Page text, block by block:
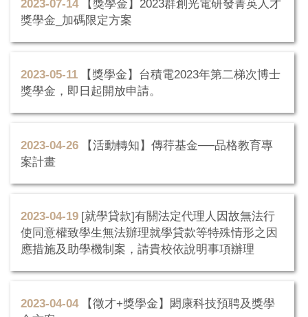
2023-07-14
【獎學金】2023群創光電研發菁英人才
獎學金_加碼限定方案
2023-05-11
【獎學金】台積電2023年第二梯次博士
獎學金，即日起開放申請。
2023-04-26
【活動轉知】傳荇基金──品格教育專
案計畫
2023-04-19 [就學貸款]有關法定代理人因故無法行
使同意權致學生無法辦理就學貸款等特殊情形之因
應措施及助學機制案，請貴校依說明事項辦理
2023-04-04
【徵才+獎學金】閎康科技預聘及獎學